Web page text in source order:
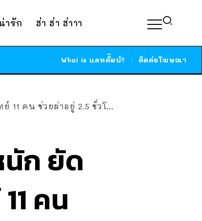
ารัก ฮ่า ฮ่า ฮ่าาา
Whai is แคทดั๊มบ์? ติดต่อโฆษณา
คน ช่วยผ่าอยู่ 2.5 ชั่วโมง
นัก ยัด
คน